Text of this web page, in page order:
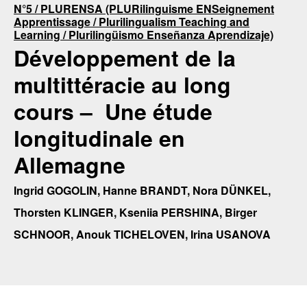
N°5 / PLURENSA (PLURilinguisme ENSeignement
Apprentissage / Plurilingualism Teaching and
Learning / Plurilingüismo Enseñanza Aprendizaje)
Développement de la
multittéracie au long
cours – Une étude
longitudinale en
Allemagne
Ingrid GOGOLIN, Hanne BRANDT, Nora DÜNKEL,
Thorsten KLINGER, Kseniia PERSHINA, Birger
SCHNOOR, Anouk TICHELOVEN, Irina USANOVA